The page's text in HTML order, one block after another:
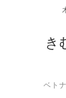
き
ベト